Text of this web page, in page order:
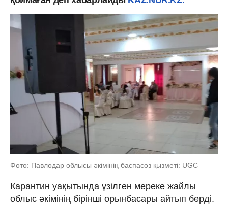
Фото: Павлодар облысы әкімінің баспасөз қызметі: UGC
Карантин уақытында үзілген мереке жайлы
облыс әкімінің бірінші орынбасары айтып берді.